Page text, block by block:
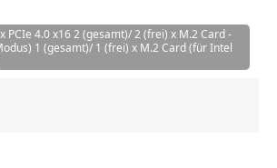
PCIe 4.0 x16 2 (gesamt)/ 2 (frei) x M.2 Card -
1 (gesamt)/ 1 (frei) x M.2 Card (für Intel